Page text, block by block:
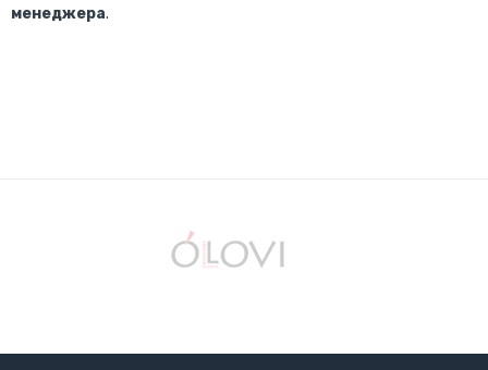
менеджера.